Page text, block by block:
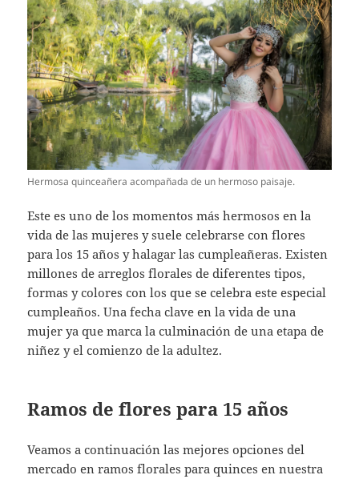
Hermosa quinceañera acompañada de un hermoso paisaje.
Este es uno de los momentos más hermosos en la
vida de las mujeres y suele celebrarse con flores
para los 15 años y halagar las cumpleañeras. Existen
millones de arreglos florales de diferentes tipos,
formas y colores con los que se celebra este especial
cumpleaños. Una fecha clave en la vida de una
mujer ya que marca la culminación de una etapa de
niñez y el comienzo de la adultez.
Ramos de flores para 15 años
Veamos a continuación las mejores opciones del
mercado en ramos florales para quinces en nuestra